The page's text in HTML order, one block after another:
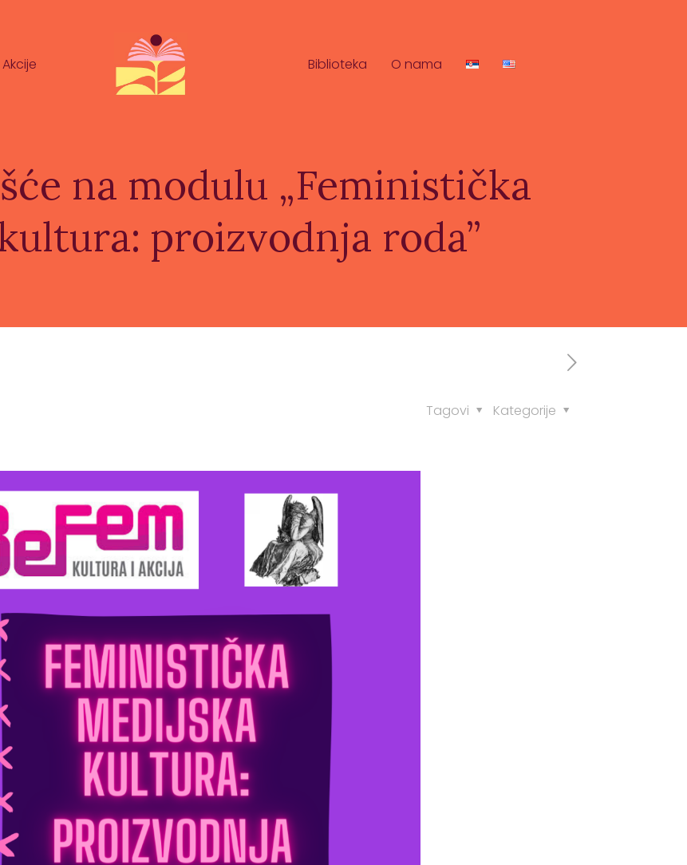
Akcije Biblioteka O nama
na modulu „Feministička
proizvodnja roda”
Kategorije
Tagovi